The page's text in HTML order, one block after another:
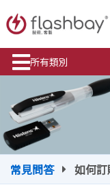
所有類別
常見問答 如何